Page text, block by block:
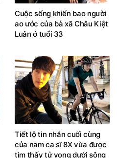
Cuộc sống khiến bao người
ao ước của bà xã Châu Kiệt
Luân ở tuổi 33
Tiết lộ tin nhắn cuối cùng
của nam ca sĩ 8X vừa được
tìm thấy tử vong dưới sông